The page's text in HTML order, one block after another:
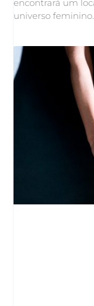
encontrará um
universo feminino.